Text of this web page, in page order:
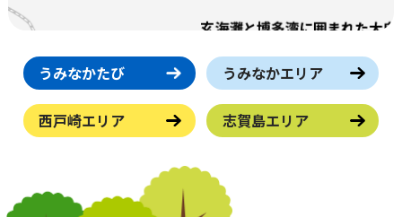
うみなかたび うみなかエリア
西戸崎エリア 志賀島エリア